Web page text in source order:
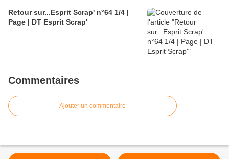
Retour sur...Esprit Scrap' n°64 1/4 |
Page | DT Esprit Scrap'
Commentaires
Ajouter un commentaire